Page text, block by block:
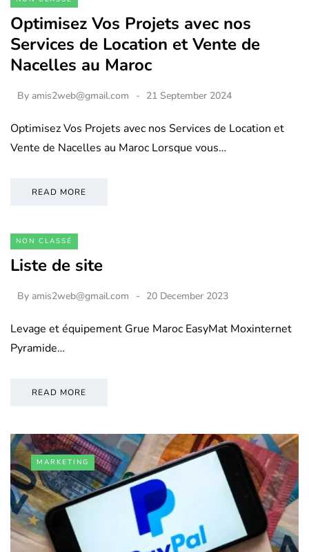
Optimisez Vos Projets avec nos
Services de Location et Vente de
Nacelles au Maroc
By amis2web@gmail.com 21 September 2024
Optimisez Vos Projets avec nos Services de Location et
Vente de Nacelles au Maroc Lorsque vous…
READ MORE
NON CLASSÉ
Liste de site
By amis2web@gmail.com 20 December 2023
Levage et équipement Grue Maroc EasyMat Moxinternet
Pyramide…
READ MORE
MARKETING